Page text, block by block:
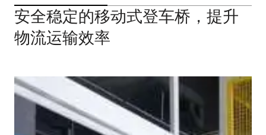
安全稳定的移动式登车桥，提升
物流运输效率